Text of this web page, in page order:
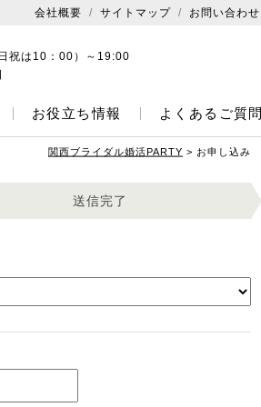
会社概要 サイトマップ お問い合わせ
祝は10：00）～19:00
お役立ち情報 よくあるご質問
関西ブライダル婚活PARTY > お申し込み
送信完了